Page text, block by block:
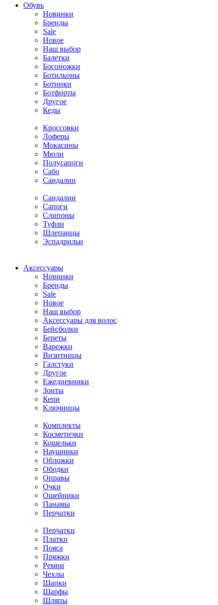
Обувь
Новинки
Бренды
Sale
Новое
Наш выбор
Балетки
Босоножки
Ботильоны
Ботинки
Ботфорты
Другое
Кеды
Кроссовки
Лоферы
Мокасины
Мюли
Полусапоги
Сабо
Сандалии
Сандалии
Сапоги
Слипоны
Туфли
Шлепанцы
Эспадрильи
Аксессуары
Новинки
Бренды
Sale
Новое
Наш выбор
Аксессуары для волос
Бейсболки
Береты
Варежки
Визитницы
Галстуки
Другое
Ежедневники
Зонты
Кепи
Ключницы
Комплекты
Косметички
Кошельки
Наушники
Обложки
Ободки
Оправы
Очки
Ошейники
Панамы
Перчатки
Перчатки
Платки
Пояса
Пряжки
Ремни
Чехлы
Шапки
Шарфы
Шляпы